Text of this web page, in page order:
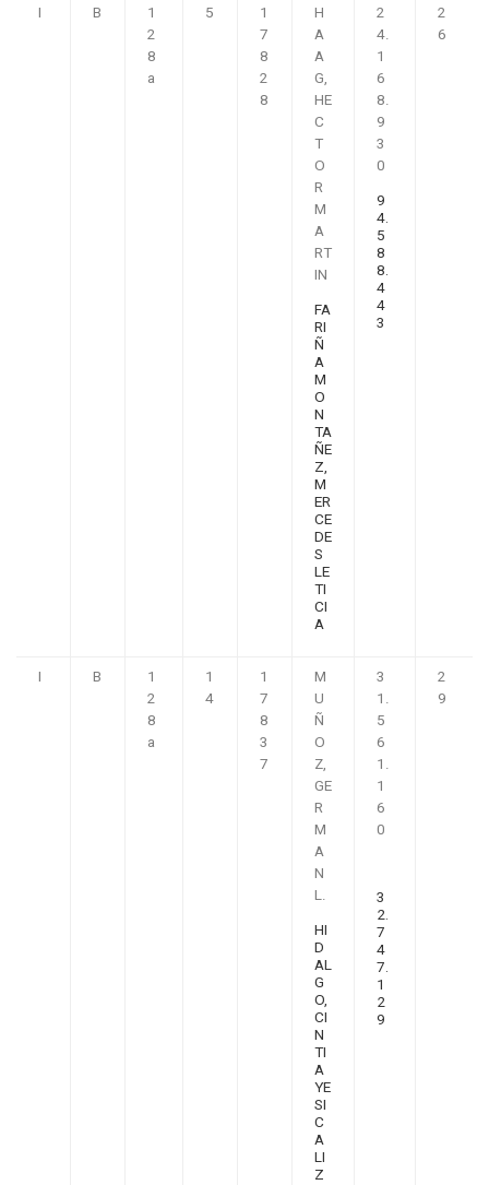
I B
1
2
8
a
5
1
7
8
2
8
H
A
A
G,
HE
C
T
O
R
M
A
RT
IN
FA
RI
Ñ
A
M
O
N
TA
ÑE
Z,
M
ER
CE
DE
S
LE
TI
CI
A
2
4.
1
6
8.
9
3
0
9
4.
5
8
8.
4
4
3
2
6
I B
1
2
8
a
1
4
1
7
8
3
7
M
U
Ñ
O
Z,
GE
R
M
A
N
L.
HI
D
AL
G
O,
CI
N
TI
A
YE
SI
C
A
LI
Z
3
1.
5
6
1.
1
6
0
3
2.
7
4
7.
1
2
9
2
9